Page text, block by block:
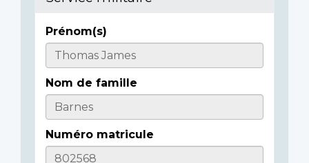
Informations
sur
l'individu
Prénom(s)
Nom de famille
Numéro matricule